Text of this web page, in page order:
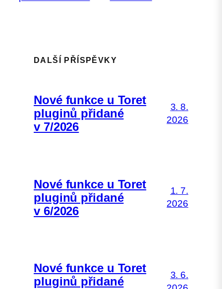
DALŠÍ PŘÍSPĚVKY
Nové funkce u Toret
pluginů přidané
v 7/2026
3. 8.
2026
Nové funkce u Toret
pluginů přidané
v 6/2026
1. 7.
2026
Nové funkce u Toret
pluginů přidané
3. 6.